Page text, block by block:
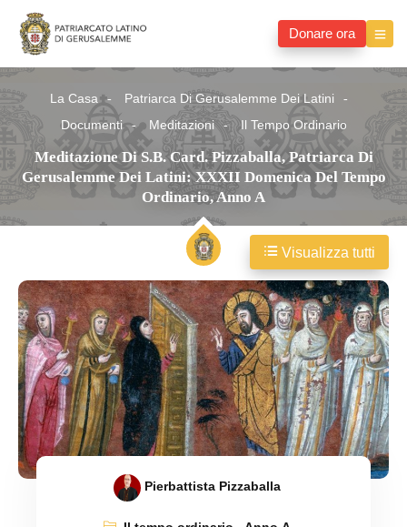
Donare ora
La Casa
Patriarca Di Gerusalemme Dei Latini
Documenti
Meditazioni Il Tempo Ordinario
Meditazione Di S.B. Card. Pizzaballa, Patriarca Di
Gerusalemme Dei Latini: XXXII Domenica Del Tempo
Ordinario, Anno A
Pierbattista Pizzaballa
Visualizza tutti